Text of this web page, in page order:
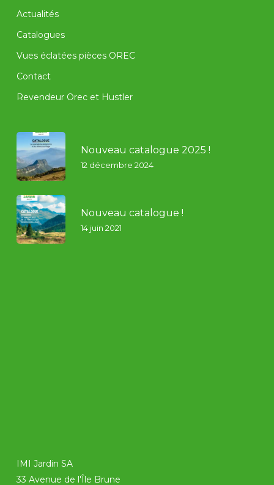
Actualités
Catalogues
Vues éclatées pièces OREC
Contact
Revendeur Orec et Hustler
Nouveau catalogue 2025 !
12 décembre 2024
Nouveau catalogue !
14 juin 2021
IMI Jardin SA
33 Avenue de l'Île Brune